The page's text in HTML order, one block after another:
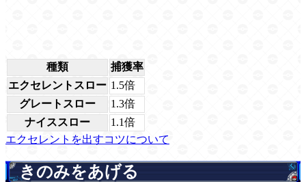
種類
捕獲率
エクセレントスロー 1.5倍
グレートスロー
1.3倍
ナイススロー
1.1倍
エクセレントを出すコツについて
きのみをあげる